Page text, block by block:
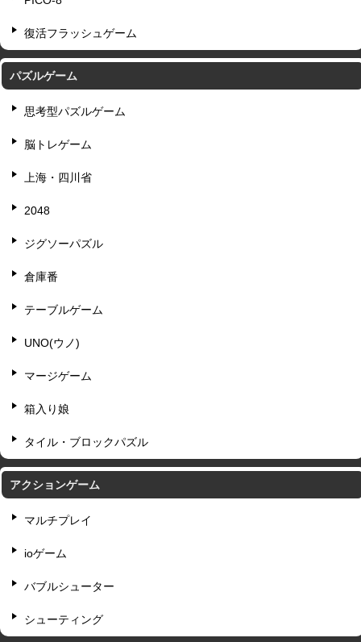
復活フラッシュゲーム
パズルゲーム
思考型パズルゲーム
脳トレゲーム
上海・四川省
2048
ジグソーパズル
倉庫番
テーブルゲーム
UNO(ウノ)
マージゲーム
箱入り娘
タイル・ブロックパズル
アクションゲーム
マルチプレイ
ioゲーム
バブルシューター
シューティング